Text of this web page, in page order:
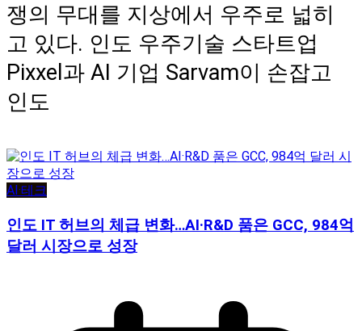
쟁의 무대를 지상에서 우주로 넓히
고 있다. 인도 우주기술 스타트업
Pixxel과 AI 기업 Sarvam이 손잡고
인도
AI·테크
인도 IT 허브의 체급 변화…AI·R&D 품은 GCC, 984억
달러 시장으로 성장